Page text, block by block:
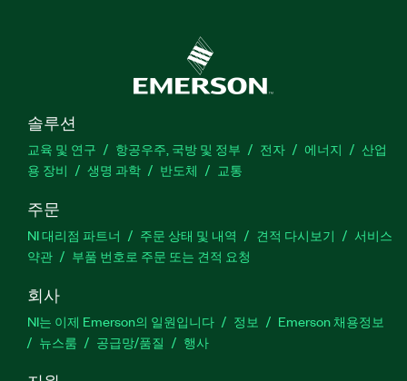
솔루션
교육 및 연구 항공우주, 국방 및 정부 전자 에너지
산업
용 장비
생명 과학 반도체 교통
주문
NI 대리점 파트너 주문 상태 및 내역 견적 다시보기
서비스
약관
부품 번호로 주문 또는 견적 요청
회사
NI는 이제 Emerson의 일원입니다 정보
Emerson 채용정보
뉴스룸
공급망/품질 행사